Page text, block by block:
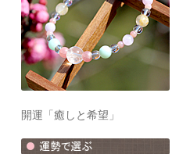
開運「癒しと希望」